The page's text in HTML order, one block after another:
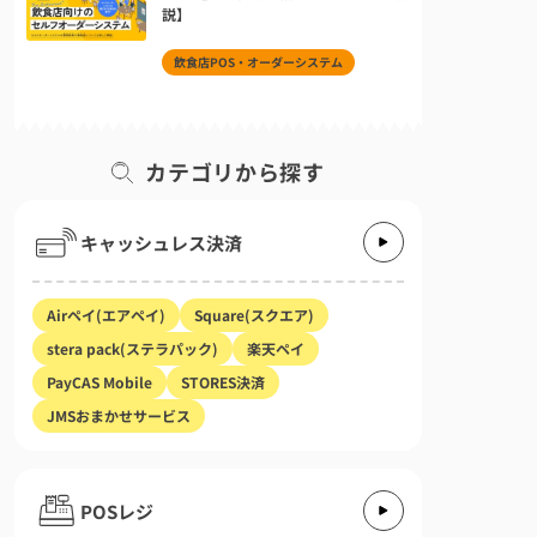
説】
飲食店POS・オーダーシステム
カテゴリから探す
キャッシュレス決済
Airペイ(エアペイ)
Square(スクエア)
stera pack(ステラパック)
楽天ペイ
PayCAS Mobile
STORES決済
JMSおまかせサービス
POSレジ